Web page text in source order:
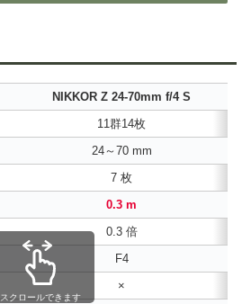
NIKKOR Z 24-70mm f/4 S
11群14枚
24～70 mm
7 枚
0.3 m
0.3 倍
F4
×
スクロールできます